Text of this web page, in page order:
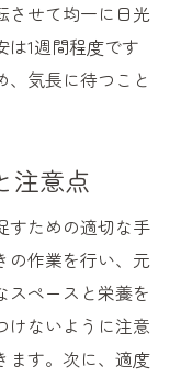
させて均一に日光
は1週間程度です
、気長に待つこと
注意点
すための適切な手
の作業を行い、元
スペースと栄養を
けないように注意
ます。次に、適度